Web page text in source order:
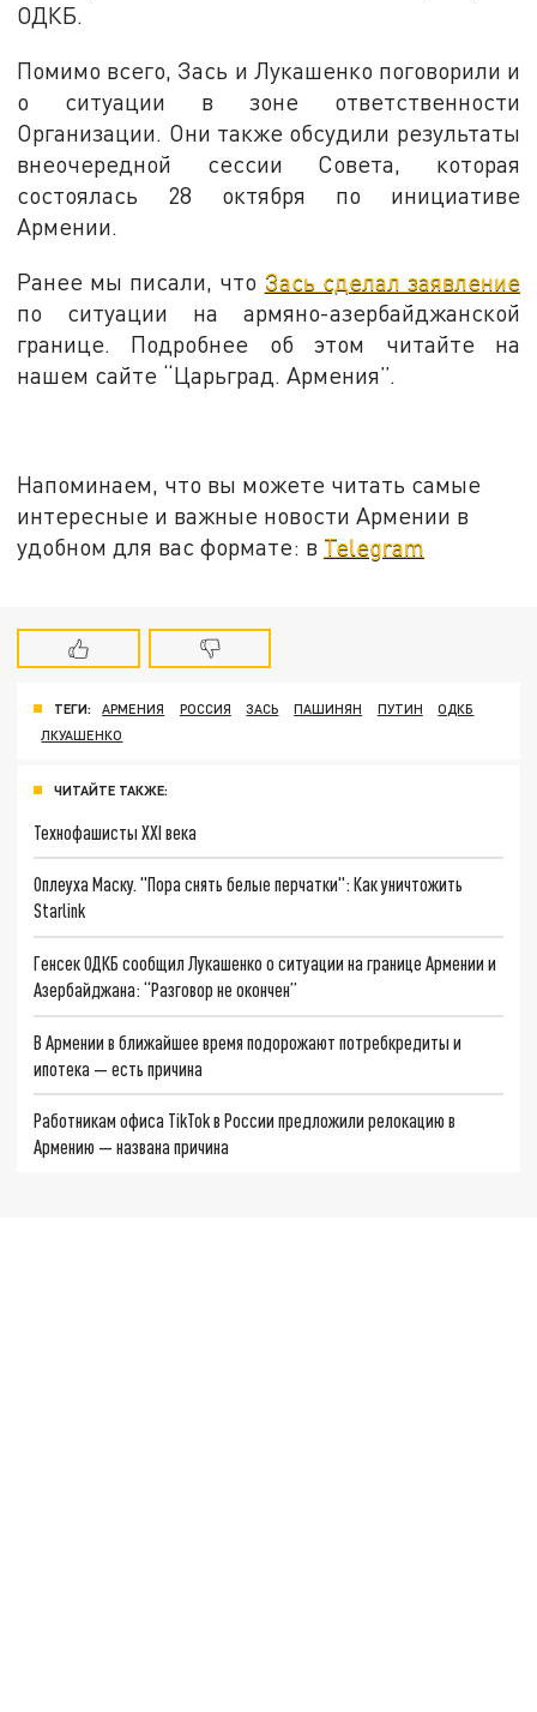
ОДКБ.
Помимо всего, Зась и Лукашенко поговорили и
о ситуации в зоне ответственности
Организации. Они также обсудили результаты
внеочередной сессии Совета, которая
состоялась 28 октября по инициативе
Армении.
Ранее мы писали, что Зась сделал заявление
по ситуации на армяно-азербайджанской
границе. Подробнее об этом читайте на
нашем сайте “Царьград. Армения”.
Напоминаем, что вы можете читать самые
интересные и важные новости Армении в
удобном для вас формате: в Telegram
ТЕГИ: АРМЕНИЯ РОССИЯ ЗАСЬ ПАШИНЯН ПУТИН
ОДКБ
ЛКУАШЕНКО
ЧИТАЙТЕ ТАКЖЕ:
Технофашисты XXI века
Оплеуха Маску. "Пора снять белые перчатки": Как уничтожить
Starlink
Генсек ОДКБ сообщил Лукашенко о ситуации на границе Армении и
Азербайджана: “Разговор не окончен”
В Армении в ближайшее время подорожают потребкредиты и
ипотека — есть причина
Работникам офиса TikTok в России предложили релокацию в
Армению — названа причина